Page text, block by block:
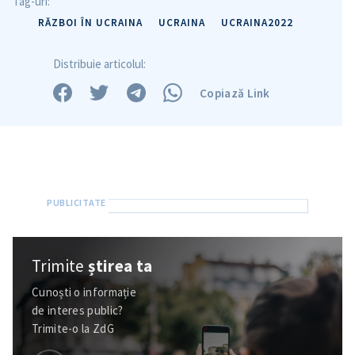
RĂZBOI ÎN UCRAINA UCRAINA UCRAINA2022
Distribuie articolul:
Copiază Link
Trimiteștirea ta
Cunoști o informație
de interes public?
Trimite-o la ZdG
CONTACT SURSĂ
Sursă anonimă